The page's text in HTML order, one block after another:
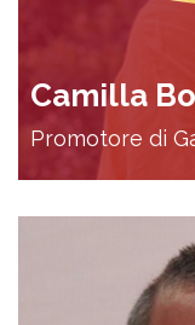
Camilla
Promotore di